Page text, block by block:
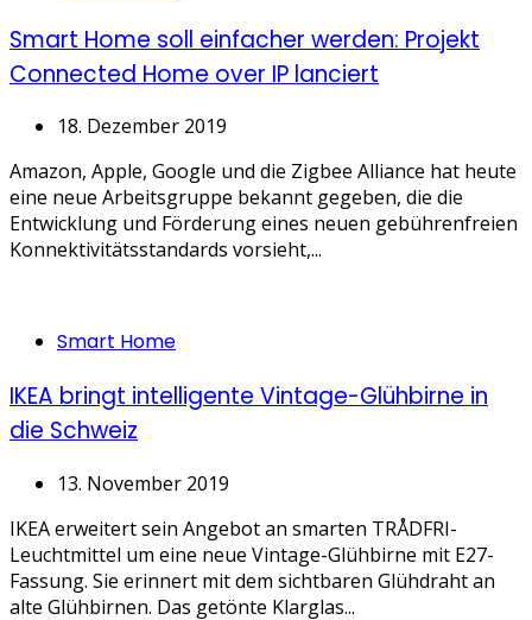
Smart Home soll einfacher werden: Projekt
Connected Home over IP lanciert
18. Dezember 2019
Amazon, Apple, Google und die Zigbee Alliance hat heute
eine neue Arbeitsgruppe bekannt gegeben, die die
Entwicklung und Förderung eines neuen gebührenfreien
Konnektivitätsstandards vorsieht,...
Categories
Smart Home
IKEA bringt intelligente Vintage-Glühbirne in
die Schweiz
13. November 2019
IKEA erweitert sein Angebot an smarten TRÅDFRI-
Leuchtmittel um eine neue Vintage-Glühbirne mit E27-
Fassung. Sie erinnert mit dem sichtbaren Glühdraht an
alte Glühbirnen. Das getönte Klarglas...